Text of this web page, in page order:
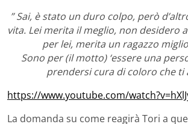
” Sai, è stato un duro colpo, però
vita. Lei merita il meglio, non desidero
per lei, merita un ragazzo
Sono per (il motto) ‘essere una
prendersi cura di coloro che ti
https://www.youtube.com/
La domanda su come reagirà Tori a